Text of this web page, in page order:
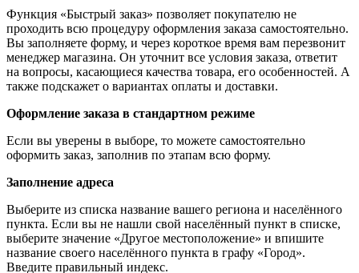
Функция «Быстрый заказ» позволяет покупателю не
проходить всю процедуру оформления заказа самостоятельно.
Вы заполняете форму, и через короткое время вам перезвонит
менеджер магазина. Он уточнит все условия заказа, ответит
на вопросы, касающиеся качества товара, его особенностей. А
также подскажет о вариантах оплаты и доставки.
Оформление заказа в стандартном режиме
Если вы уверены в выборе, то можете самостоятельно
оформить заказ, заполнив по этапам всю форму.
Заполнение адреса
Выберите из списка название вашего региона и населённого
пункта. Если вы не нашли свой населённый пункт в списке,
выберите значение «Другое местоположение» и впишите
название своего населённого пункта в графу «Город».
Введите правильный индекс.